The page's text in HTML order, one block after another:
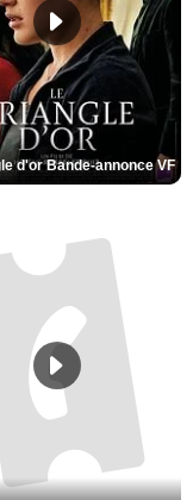
d'or Bande-annonce VF